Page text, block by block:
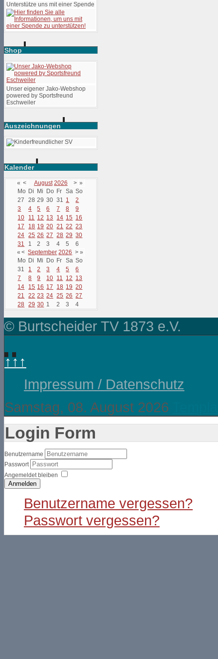
Unterstütze uns mit einer Spende
Shop
Unser eigener Jako-Webshop
powered by Sportsfreund
Eschweiler
Auszeichnungen
Kalender
« < August 2026 > »
Mo Di Mi Do Fr Sa So
27
28 29 30 31 1
2
3
4 5 6 7 8
9
10
11 12 13 14 15 16
17
18 19 20 21 22 23
24 25 26 27 28 29 30
31
1 2 3 4 5
6
« < September 2026 > »
Mo Di Mi Do Fr Sa So
31
1 2 3 4 5
6
7
8 9 10 11 12 13
14
15 16 17 18 19 20
21
22 23 24 25 26 27
28 29 30 1 2 3 4
© Burtscheider TV 1873 e.V.
↑↑↑
Impressum / Datenschutz
Samstag, 08. August 2026
Login Form
Benutzername
Passwort
Angemeldet bleiben
Anmelden
Benutzername vergessen?
Passwort vergessen?